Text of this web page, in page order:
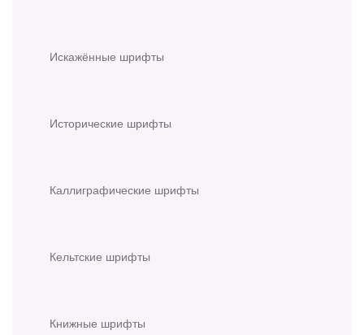
Искажённые шрифты
Исторические шрифты
Каллиграфические шрифты
Кельтские шрифты
Книжные шрифты